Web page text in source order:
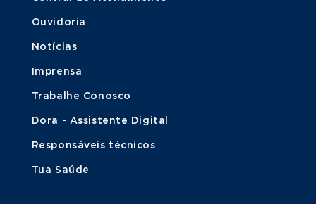
Ouvidoria
Notícias
Imprensa
Trabalhe Conosco
Dora - Assistente Digital
Responsáveis técnicos
Tua Saúde